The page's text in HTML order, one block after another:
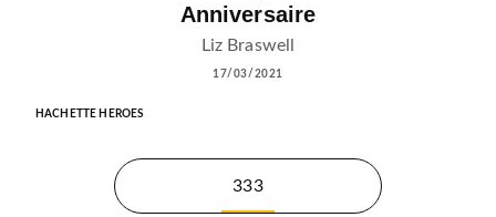
Anniversaire
Liz Braswell
17/03/2021
HACHETTE HEROES
333